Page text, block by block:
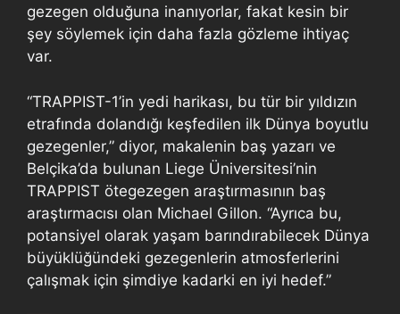
gezegen olduğuna inanıyorlar, fakat kesin bir
şey söylemek için daha fazla gözleme ihtiyaç
var.
“TRAPPIST-1’in yedi harikası, bu tür bir yıldızın
etrafında dolandığı keşfedilen ilk Dünya boyutlu
gezegenler,” diyor, makalenin baş yazarı ve
Belçika’da bulunan Liege Üniversitesi’nin
TRAPPIST ötegezegen araştırmasının baş
araştırmacısı olan Michael Gillon. “Ayrıca bu,
potansiyel olarak yaşam barındırabilecek Dünya
büyüklüğündeki gezegenlerin atmosferlerini
çalışmak için şimdiye kadarki en iyi hedef.”